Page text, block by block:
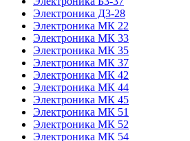
Электроника Д3-28
Электроника МК 22
Электроника МК 33
Электроника МК 35
Электроника МК 37
Электроника МК 42
Электроника МК 44
Электроника МК 45
Электроника МК 51
Электроника МК 52
Электроника МК 54